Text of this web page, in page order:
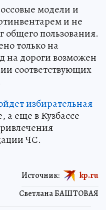
модели и
и не
общего пользования.
только на
на дороги возможен
соответствующих
избирательная
а еще в Кузбассе
ЧС.
Светлана БАШТОВАЯ
Источник: kp.ru